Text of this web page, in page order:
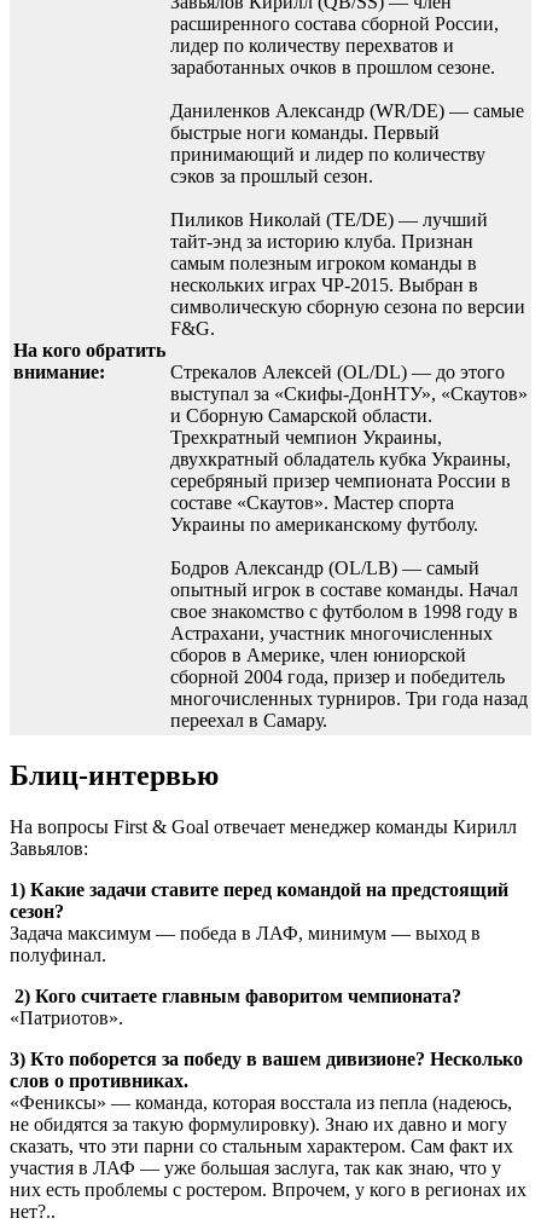
На кого обратить
внимание:
расширенного состава сборной России,
лидер по количеству перехватов и
заработанных очков в прошлом сезоне.
Даниленков Александр (WR/DE) — самые
быстрые ноги команды. Первый
принимающий и лидер по количеству
сэков за прошлый сезон.
Пиликов Николай (TE/DE) — лучший
тайт-энд за историю клуба. Признан
самым полезным игроком команды в
нескольких играх ЧР-2015. Выбран в
символическую сборную сезона по версии
F&G.
Стрекалов Алексей (OL/DL) — до этого
выступал за «Скифы-ДонНТУ», «Скаутов»
и Сборную Самарской области.
Трехкратный чемпион Украины,
двухкратный обладатель кубка Украины,
серебряный призер чемпионата России в
составе «Скаутов». Мастер спорта
Украины по американскому футболу.
Бодров Александр (OL/LB) — самый
опытный игрок в составе команды. Начал
свое знакомство с футболом в 1998 году в
Астрахани, участник многочисленных
сборов в Америке, член юниорской
сборной 2004 года, призер и победитель
многочисленных турниров. Три года назад
переехал в Самару.
Блиц-интервью
На вопросы First & Goal отвечает менеджер команды Кирилл
Завьялов:
1) Какие задачи ставите перед командой на предстоящий
сезон?
Задача максимум — победа в ЛАФ, минимум — выход в
полуфинал.
2) Кого считаете главным фаворитом чемпионата?
«Патриотов».
3) Кто поборется за победу в вашем дивизионе? Несколько
слов о противниках.
«Фениксы» — команда, которая восстала из пепла (надеюсь,
не обидятся за такую формулировку). Знаю их давно и могу
сказать, что эти парни со стальным характером. Сам факт их
участия в ЛАФ — уже большая заслуга, так как знаю, что у
них есть проблемы с ростером. Впрочем, у кого в регионах их
нет?..